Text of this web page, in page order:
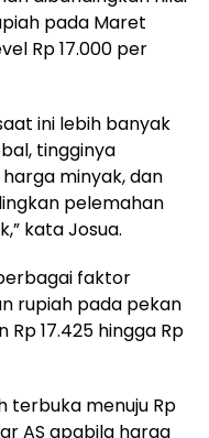
pada Maret
Rp 17.000 per
ini lebih banyak
tingginya
minyak, dan
pelemahan
kata Josua.
faktor
rupiah pada pekan
17.425 hingga Rp
terbuka menuju Rp
AS apabila harga